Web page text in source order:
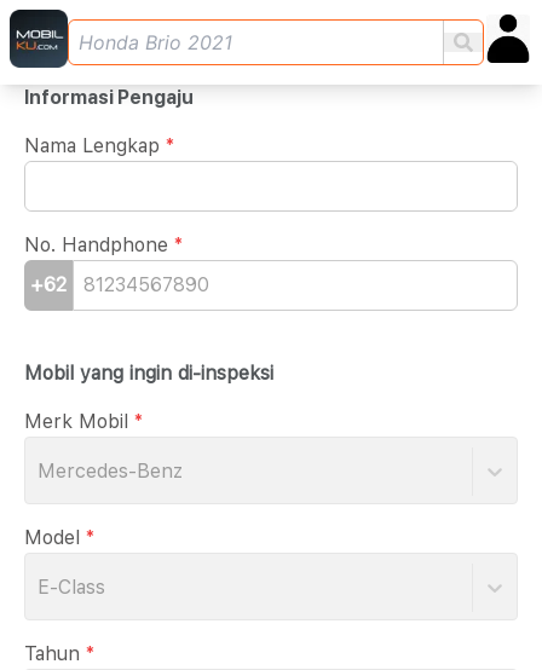
Informasi Pengaju
Nama Lengkap *
No. Handphone *
+62
Mobil yang ingin di-inspeksi
Merk Mobil *
Mercedes-Benz
Model *
E-Class
Tahun *